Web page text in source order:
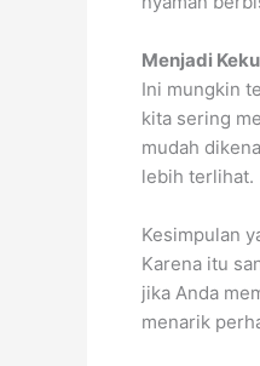
Menjadi
Ini mungkin
kita sering
mudah
lebih terlihat.
Kesimpulan
Karena itu
jika Anda
menarik